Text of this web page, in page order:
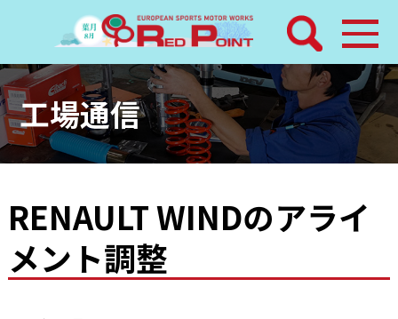
検索
ホーム
トピックス
レッドポイントパーツ
工場通信
RENAULT WINDのアライ
メント調整